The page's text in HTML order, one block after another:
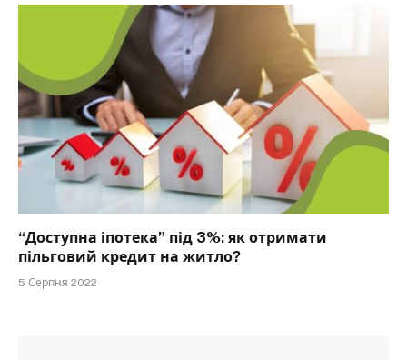
“Доступна іпотека” під 3%: як отримати
пільговий кредит на житло?
5 Серпня 2022